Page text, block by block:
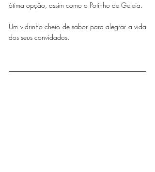
ótima opção, assim como o Potinho de Geleia.
Um vidrinho cheio de sabor para alegrar a vida
dos seus convidados.